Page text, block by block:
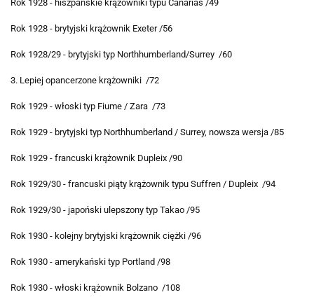
Rok 1928 - hiszpańskie krążowniki typu Canarias /49
Rok 1928 - brytyjski krążownik Exeter /56
Rok 1928/29 - brytyjski typ Northhumberland/Surrey /60
3. Lepiej opancerzone krążowniki /72
Rok 1929 - włoski typ Fiume / Zara /73
Rok 1929 - brytyjski typ Northhumberland / Surrey, nowsza wersja /85
Rok 1929 - francuski krążownik Dupleix /90
Rok 1929/30 - francuski piąty krążownik typu Suffren / Dupleix /94
Rok 1929/30 - japoński ulepszony typ Takao /95
Rok 1930 - kolejny brytyjski krążownik ciężki /96
Rok 1930 - amerykański typ Portland /98
Rok 1930 - włoski krążownik Bolzano /108